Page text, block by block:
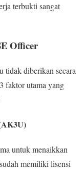
terbukti sangat
Officer
tidak diberikan secara
faktor utama yang
untuk menaikkan
memiliki lisensi